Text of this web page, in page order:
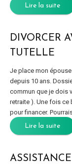
Lire la suite
DIVORCER
TUTELLE
Je place mon
depuis 10 ans.
commun que je dois
retraite ). Une fois ce
pour financer.
Lire la suite